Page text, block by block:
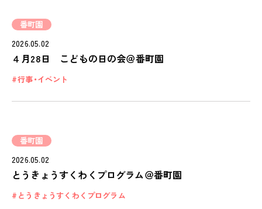
ご家庭とのこと
cocoiro
放課後等デイサービス
番町園
2026.05.02
４月28日 こどもの日の会＠番町園
行事・イベント
番町園
2026.05.02
とうきょうすくわくプログラム＠番町園
とうきょうすくわくプログラム